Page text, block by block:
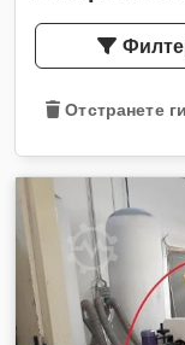
Отстранете